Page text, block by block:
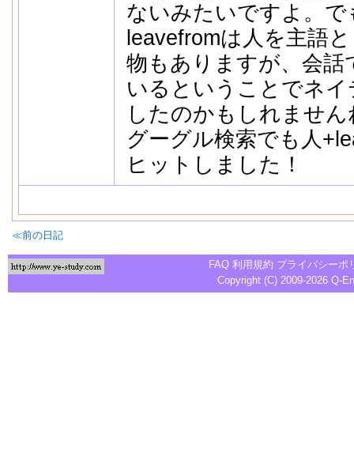
ないみたいですよ。で
leavefromは人を主語
物もありますが、会話
いるということでネ
したのかもしれません
グーグル検索でも人
ヒットしました！
≪前の日記
FAQ 利用規約 プライバシーポ
Copyright (C) 2009-2026 Q-